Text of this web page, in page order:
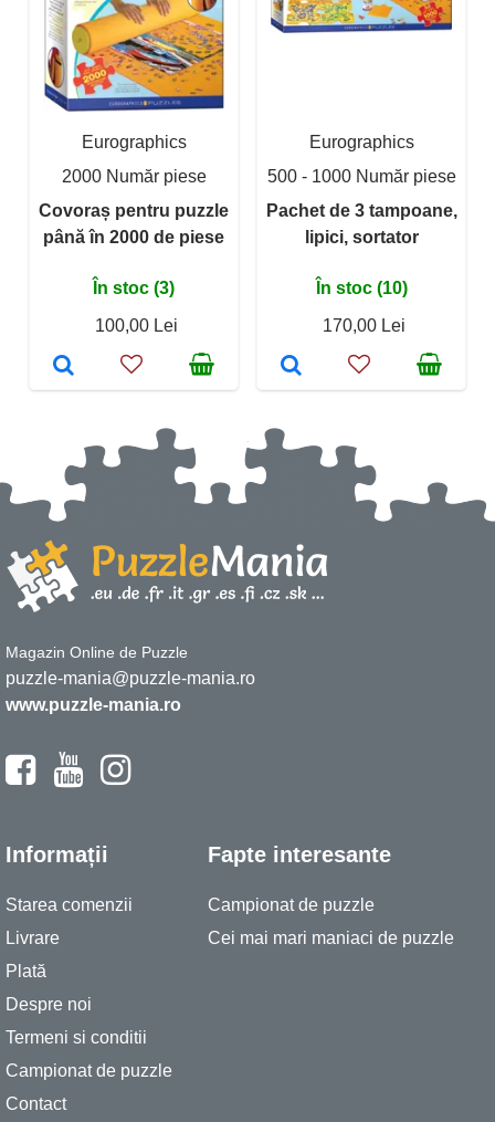
Eurographics
2000 Număr piese
Covoraș pentru puzzle
până în 2000 de piese
În stoc (3)
100,00 Lei
Eurographics
500 - 1000 Număr piese
Pachet de 3 tampoane,
lipici, sortator
În stoc (10)
170,00 Lei
Magazin Online de Puzzle
puzzle-mania@puzzle-mania.ro
www.puzzle-mania.ro
Informații
Starea comenzii
Livrare
Plată
Despre noi
Termeni si conditii
Campionat de puzzle
Contact
Fapte interesante
Campionat de puzzle
Cei mai mari maniaci de puzzle